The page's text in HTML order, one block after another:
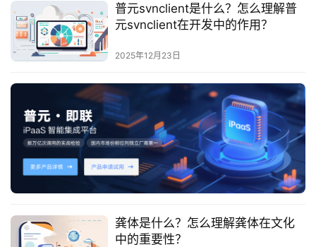
动
产
品
解
方
案
合
作
普元svnclient是什么？怎么理解普
元svnclient在开发中的作用？
2025年12月23日
龚体是什么？怎么理解龚体在文化
中的重要性？